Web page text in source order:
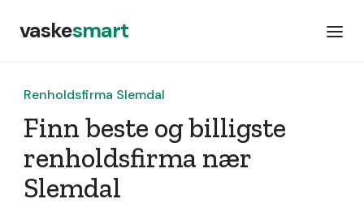
vaskesmart
Renholdsfirma Slemdal
Finn beste og billigste
renholdsfirma nær
Slemdal